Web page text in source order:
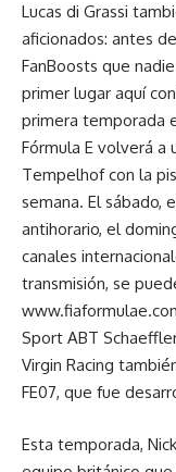
Lucas di Grassi
aficionados: antes
FanBoosts que
primer lugar aquí
primera temporada
Fórmula E volverá
Tempelhof con la
semana. El sábado,
antihorario, el
canales
transmisión, se
Sport ABT
Virgin Racing
FE07, que fue
Esta temporada,